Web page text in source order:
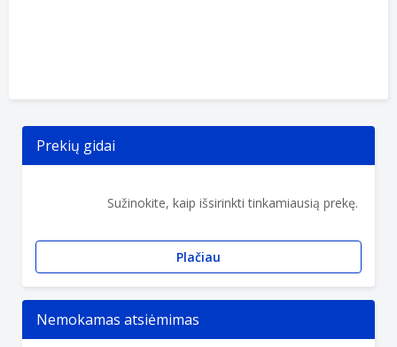
Prekių gidai
Sužinokite, kaip išsirinkti tinkamiausią prekę.
Plačiau
Nemokamas atsiėmimas